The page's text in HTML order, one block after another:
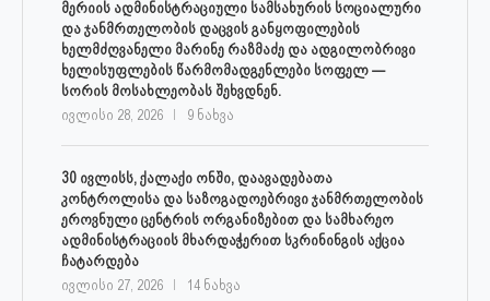
მერიის ადმინისტრაციული სამსახურის სოციალური
და ჯანმრთელობის დაცვის განყოფილების
ხელმძღვანელი მარინე რაზმაძე და ადგილობრივი
ხელისუფლების წარმომადგენლები სოფელ —
სორის მოსახლეობას შეხვდნენ.
ივლისი 28, 2026 9 ნახვა
30 ივლისს, ქალაქი ონში, დაავადებათა
კონტროლისა და საზოგადოებრივი ჯანმრთელობის
ეროვნული ცენტრის ორგანიზებით და სამხარეო
ადმინისტრაციის მხარდაჭერით სკრინინგის აქცია
ჩატარდება
ივლისი 27, 2026 14 ნახვა